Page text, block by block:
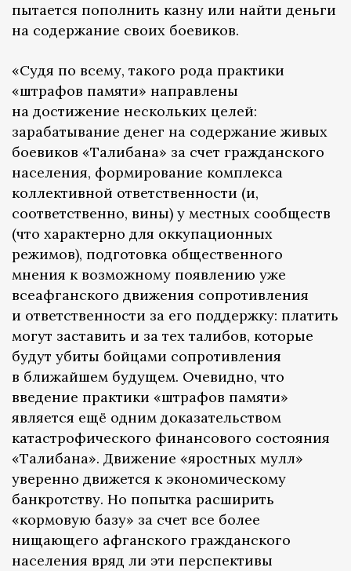
пытается пополнить казну или найти деньги
на содержание своих боевиков.
«Судя по всему, такого рода практики
«штрафов памяти» направлены
на достижение нескольких целей:
зарабатывание денег на содержание живых
боевиков «Талибана» за счет гражданского
населения, формирование комплекса
коллективной ответственности (и,
соответственно, вины) у местных сообществ
(что характерно для оккупационных
режимов), подготовка общественного
мнения к возможному появлению уже
всеафганского движения сопротивления
и ответственности за его поддержку: платить
могут заставить и за тех талибов, которые
будут убиты бойцами сопротивления
в ближайшем будущем. Очевидно, что
введение практики «штрафов памяти»
является ещё одним доказательством
катастрофического финансового состояния
«Талибана». Движение «яростных мулл»
уверенно движется к экономическому
банкротству. Но попытка расширить
«кормовую базу» за счет все более
нищающего афганского гражданского
населения вряд ли эти перспективы